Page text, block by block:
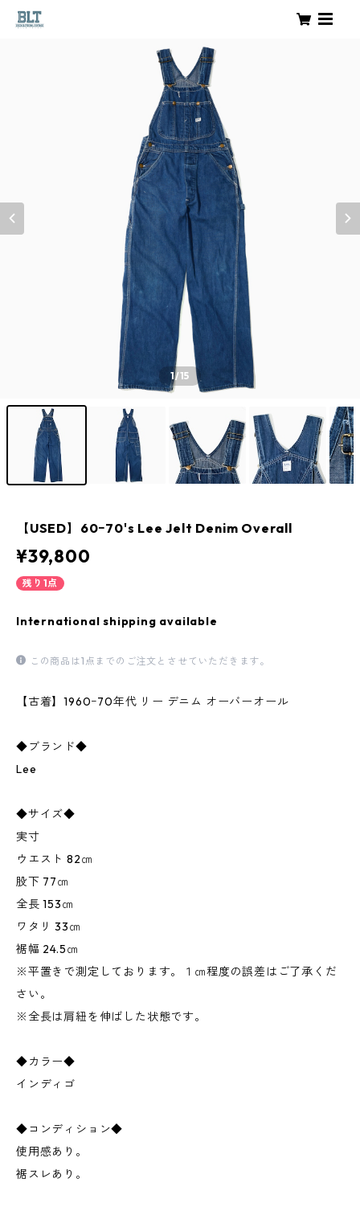
1/15
【USED】60ｰ70's Lee Jelt Denim Overall
¥39,800
残り1点
International shipping available
この商品は1点までのご注文とさせていただきます。
【古着】1960ｰ70年代 リー デニム オーバーオール
◆ブランド◆
Lee
◆サイズ◆
実寸
ウエスト 82㎝
股下 77㎝
全長 153㎝
ワタリ 33㎝
裾幅 24.5㎝
※平置きで測定しております。１㎝程度の誤差はご了承くだ
さい。
※全長は肩紐を伸ばした状態です。
◆カラー◆
インディゴ
◆コンディション◆
使用感あり。
裾スレあり。